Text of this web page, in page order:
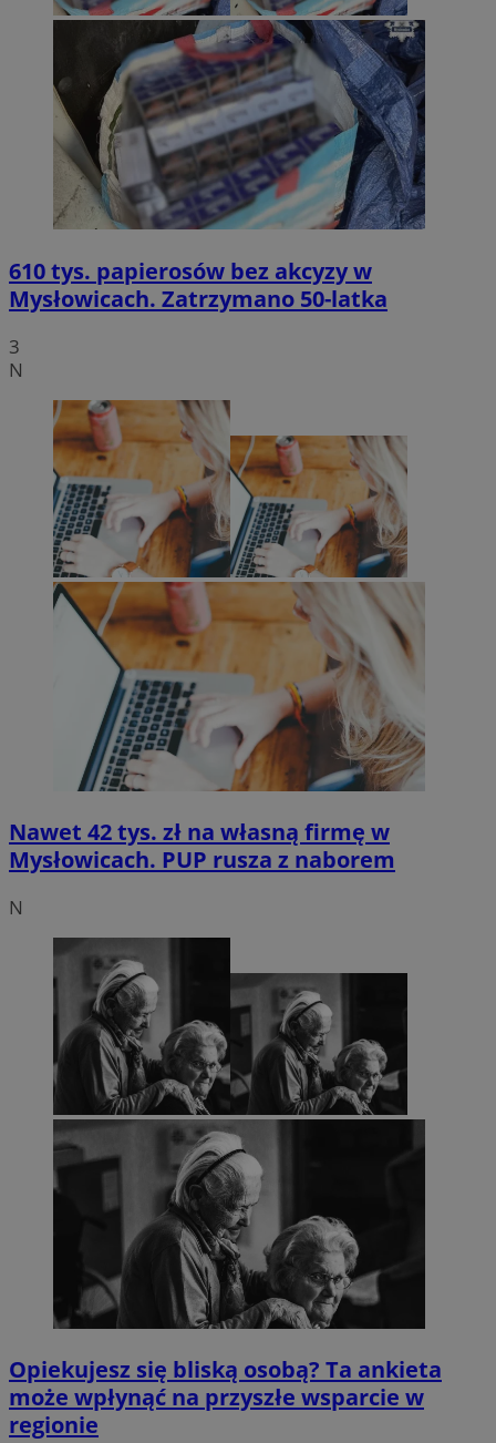
610 tys. papierosów bez akcyzy w
Mysłowicach. Zatrzymano 50-latka
3
N
Nawet 42 tys. zł na własną firmę w
Mysłowicach. PUP rusza z naborem
N
Opiekujesz się bliską osobą? Ta ankieta
może wpłynąć na przyszłe wsparcie w
regionie